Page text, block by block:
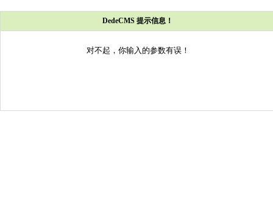
DedeCMS 提示信息！
对不起，你输入的参数有误！